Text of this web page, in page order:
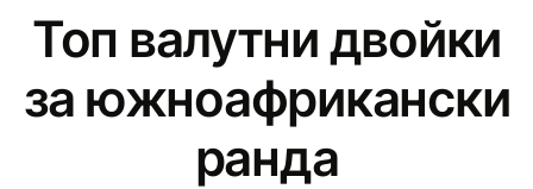
Топ валутни двойки
за южноафрикански
рандa